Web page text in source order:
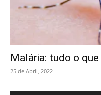
Malária: tudo o
25 de Abril, 2022